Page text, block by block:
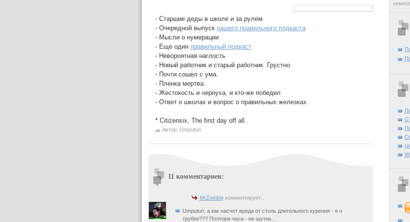
- Старшие деды в школе и за рулем
- Очередной выпуск нашего правильного подкаста
- Мысли о нумерации
- Еще один правильный подкаст
- Невороятная наглость
- Новый работник и старый работник. Грустно.
- Почти сошел с ума.
- Пленка мертва.
- Жестокость и чернуха, и кто-же победил
- Ответ о школах и вопрос о правильных железках.
* Сitizensix, The first day off all.
Автор: Umputun
11 комментариев:
MrZombieкомментирует...
Umputun, а как насчет вреда от столь длительного курения - я о
трубке??? Полтора часа - не шутка...